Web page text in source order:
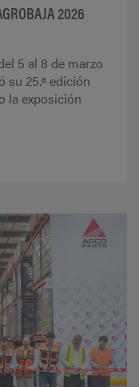
2026
5 al 8 de marzo
su 25.ª edición
la exposición